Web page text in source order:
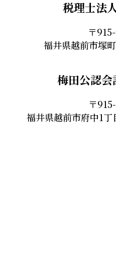
税理士法
〒
福井県越前市塚
梅田公認
〒
福井県越前市府中1